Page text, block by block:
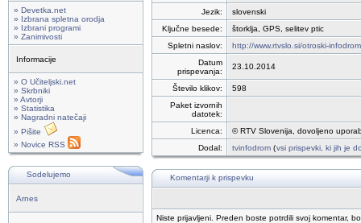
» Devetka.net
» Izbrana spletna orodja
» Izbrani programi
» Zanimivosti
Informacije
» O Učiteljski.net
» Skrbniki
» Avtorji
» Statistika
» Nagradni natečaji
» Pišite
» Novice RSS
Sodelujemo
Arnes
Jezik:
slovenski
Ključne besede:
štorklja, GPS, selitev ptic
Spletni naslov:
http://www.rtvslo.si/otroski-
Datum
prispevanja:
23.10.2014
Število klikov:
598
Paket izvornih
datotek:
Licenca:
© RTV Slovenija, dovoljeno
Dodal:
tvinfodrom (vsi prispevki, ki jih je
Komentarji k prispevku
Niste prijavljeni. Preden boste potrdili svoj komentar,